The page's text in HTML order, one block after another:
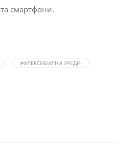
смартфони.
#ФЛЕКСИБИЛНИ УРЕДИ